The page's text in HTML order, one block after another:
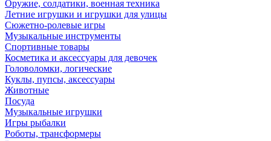
Оружие, солдатики, военная техника
Летние игрушки и игрушки для улицы
Сюжетно-ролевые игры
Музыкальные инструменты
Спортивные товары
Косметика и аксессуары для девочек
Головоломки, логические
Куклы, пупсы, аксессуары
Животные
Посуда
Музыкальные игрушки
Игры рыбалки
Роботы, трансформеры